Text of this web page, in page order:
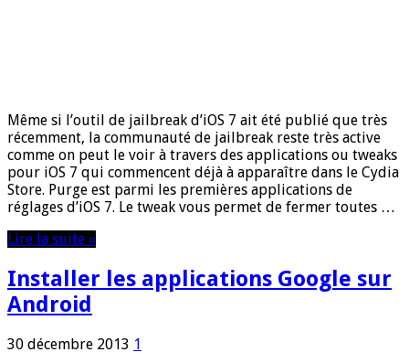
Même si l’outil de jailbreak d’iOS 7 ait été publié que très
récemment, la communauté de jailbreak reste très active
comme on peut le voir à travers des applications ou tweaks
pour iOS 7 qui commencent déjà à apparaître dans le Cydia
Store. Purge est parmi les premières applications de
réglages d’iOS 7. Le tweak vous permet de fermer toutes …
Lire la suite »
Installer les applications Google sur
Android
30 décembre 2013 1